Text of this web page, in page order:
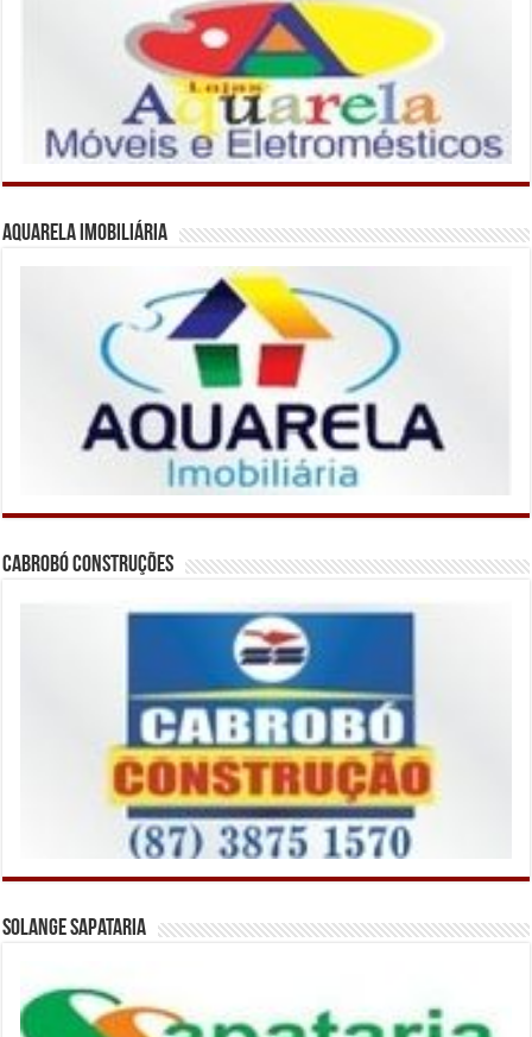
Aquarela Imobiliária
Cabrobó Construções
Solange Sapataria